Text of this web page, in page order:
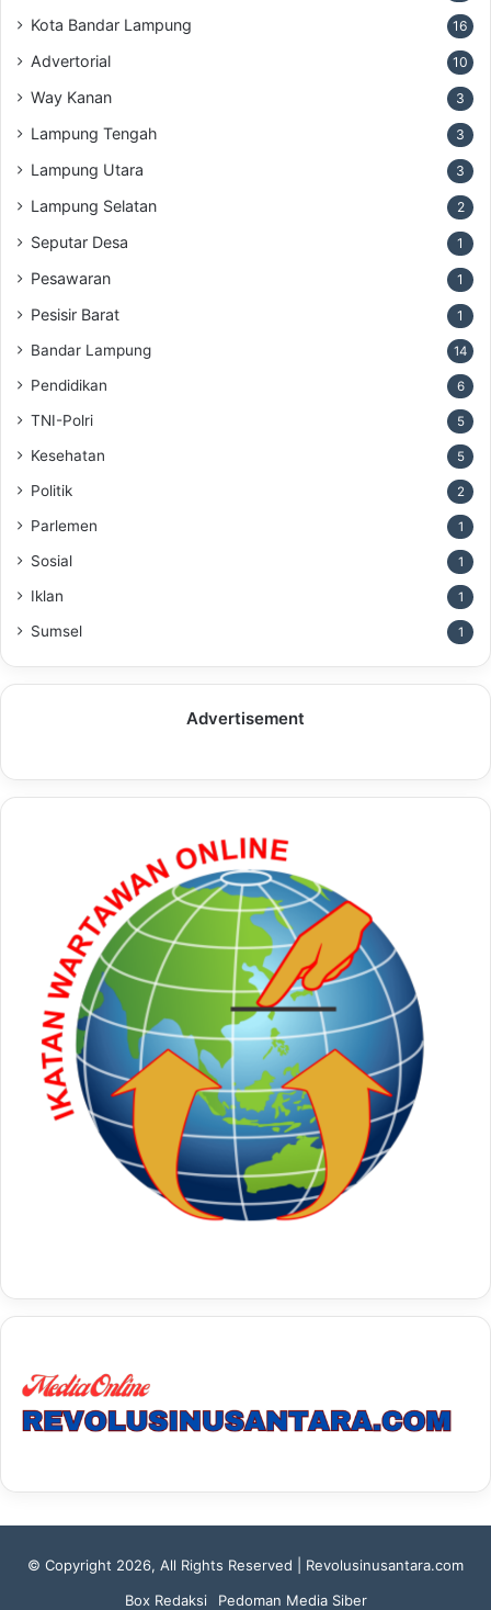
Kota Bandar Lampung 16
Advertorial 10
Way Kanan 3
Lampung Tengah 3
Lampung Utara 3
Lampung Selatan 2
Seputar Desa 1
Pesawaran 1
Pesisir Barat 1
Bandar Lampung 14
Pendidikan 6
TNI-Polri 5
Kesehatan 5
Politik 2
Parlemen 1
Sosial 1
Iklan 1
Sumsel 1
Advertisement
© Copyright 2026, All Rights Reserved | Revolusinusantara.com
Box Redaksi
Pedoman Media Siber